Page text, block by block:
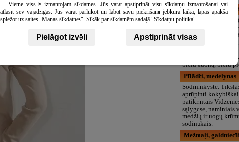
Medus veikals,
Siūlo: Daugiau nei
medų, surinktą iš
bitynų, maisto
bičių vašką, 100%
produktus
bičių duoną, bičių
Pīlādži, medelynas
Sodininkystė.
aprūpinti
patikrintais
sąlygose, naminiais
medžių ir uogų
sodinukais.
Mežmaļi,
Vietne viss.lv izmantojam sīkdatnes. Jūs varat apstiprināt visu sīkdatņu izmantošanai vai
atlasīt sev vajadzīgās. Jūs varat pārlūkot un labot savu piekrišanu jebkurā laikā, lapas apakšā
spiežot uz saites "Manas sīkdatnes". Sīkāk par sīkdatnēm sadaļā "Sīkdatņu politika"
Pielāgot izvēli Apstiprināt visas